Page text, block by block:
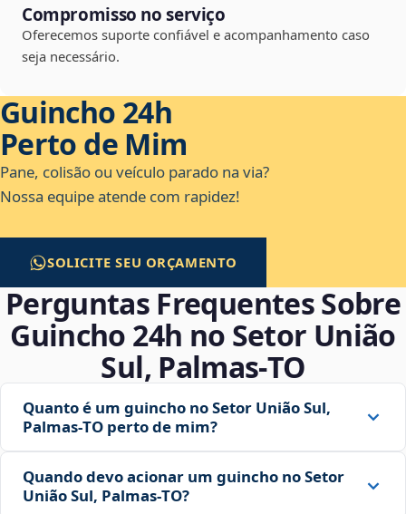
Compromisso no serviço
Oferecemos suporte confiável e acompanhamento caso
seja necessário.
Guincho 24h
Perto de Mim
Pane, colisão ou veículo parado na via?
Nossa equipe atende com rapidez!
SOLICITE SEU ORÇAMENTO
Perguntas Frequentes Sobre
Guincho 24h no Setor União
Sul, Palmas‑TO
Quanto é um guincho no Setor União Sul,
Palmas‑TO perto de mim?
Quando devo acionar um guincho no Setor
União Sul, Palmas‑TO?